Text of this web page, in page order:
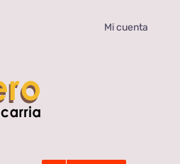
Mi cuenta